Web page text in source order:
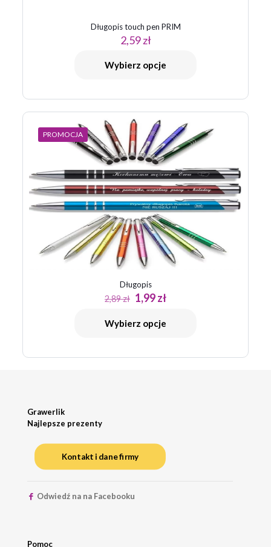
Długopis touch pen PRIM
2,59zł
Wybierz opcje
PROMOCJA
Długopis
2,89zł Pierwotna
wynosiła:
2,89 zł.
1,99złAktualna
Wybierz opcje
Grawerlik
Najlepsze prezenty
Kontakt i dane firmy
Odwiedź na na Facebooku
Pomoc